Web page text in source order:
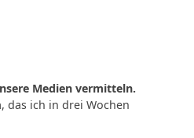
Medien vermitteln.
das ich in drei Wochen